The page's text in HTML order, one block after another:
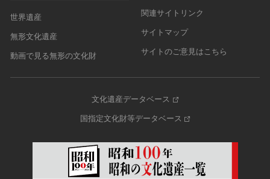
世界遺産
無形文化遺産
動画で見る無形の文化財
関連サイトリンク
サイトマップ
サイトのご意見はこちら
文化遺産データベース
国指定文化財等データベース